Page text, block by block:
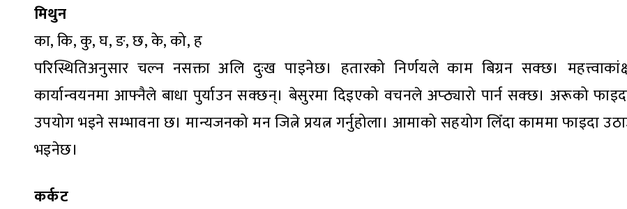
मिथुन
का, कि, कु, घ, ङ, छ, के, को, ह
परिस्थितिअनुसार चल्न नसक्ता अलि दुःख पाइनेछ। हतारको निर्णयले काम बिग्रन सक्छ।
कार्यान्वयनमा आफ्नैले बाधा पुर्याउन सक्छन्। बेसुरमा दिइएको वचनले अप्ठ्यारो पार्न सक्छ। अरूको
उपयोग भइने सम्भावना छ। मान्यजनको मन जित्ने प्रयत्न गर्नुहोला। आमाको सहयोग लिँदा काममा फाइदा
भइनेछ।
कर्कट